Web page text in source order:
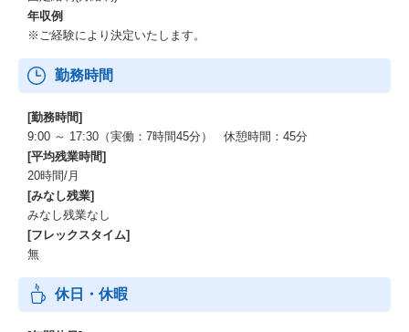
年収例
※ご経験により決定いたします。
勤務時間
[勤務時間]
9:00 ～ 17:30（実働：7時間45分） 休憩時間：45分
[平均残業時間]
20時間/月
[みなし残業]
みなし残業なし
[フレックスタイム]
無
休日・休暇